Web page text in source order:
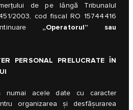
de pe lângă Tribunalul
2003, cod fiscal RO 15744416
„Operatorul” sau
PERSONAL PRELUCRATE ÎN
numai acele date cu caracter
organizarea și desfășurarea